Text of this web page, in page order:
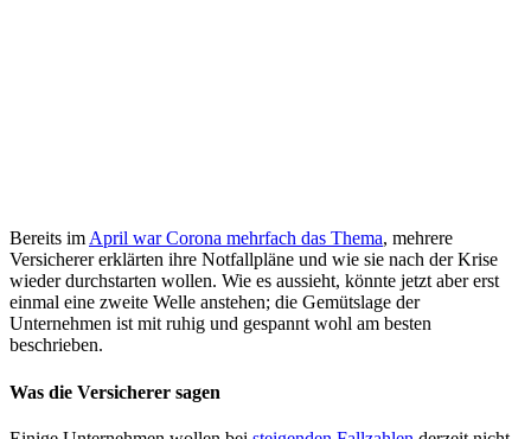
Bereits imApril war Corona mehrfach das Thema, mehrere
Versicherer erklärten ihre Notfallpläne und wie sie nach der Krise
wieder durchstarten wollen. Wie es aussieht, könnte jetzt aber erst
einmal eine zweite Welle anstehen; die Gemütslage der
Unternehmen ist mit ruhig und gespannt wohl am besten
beschrieben.
Was die Versicherer sagen